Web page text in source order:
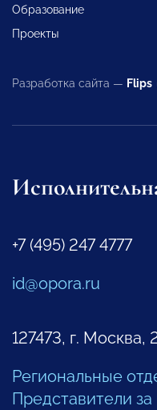
Образование
Проекты
Разработка сайта — Flips
+7 (495) 247 4777
id@opora.ru
127473, г. Москва,
Региональные
Представители